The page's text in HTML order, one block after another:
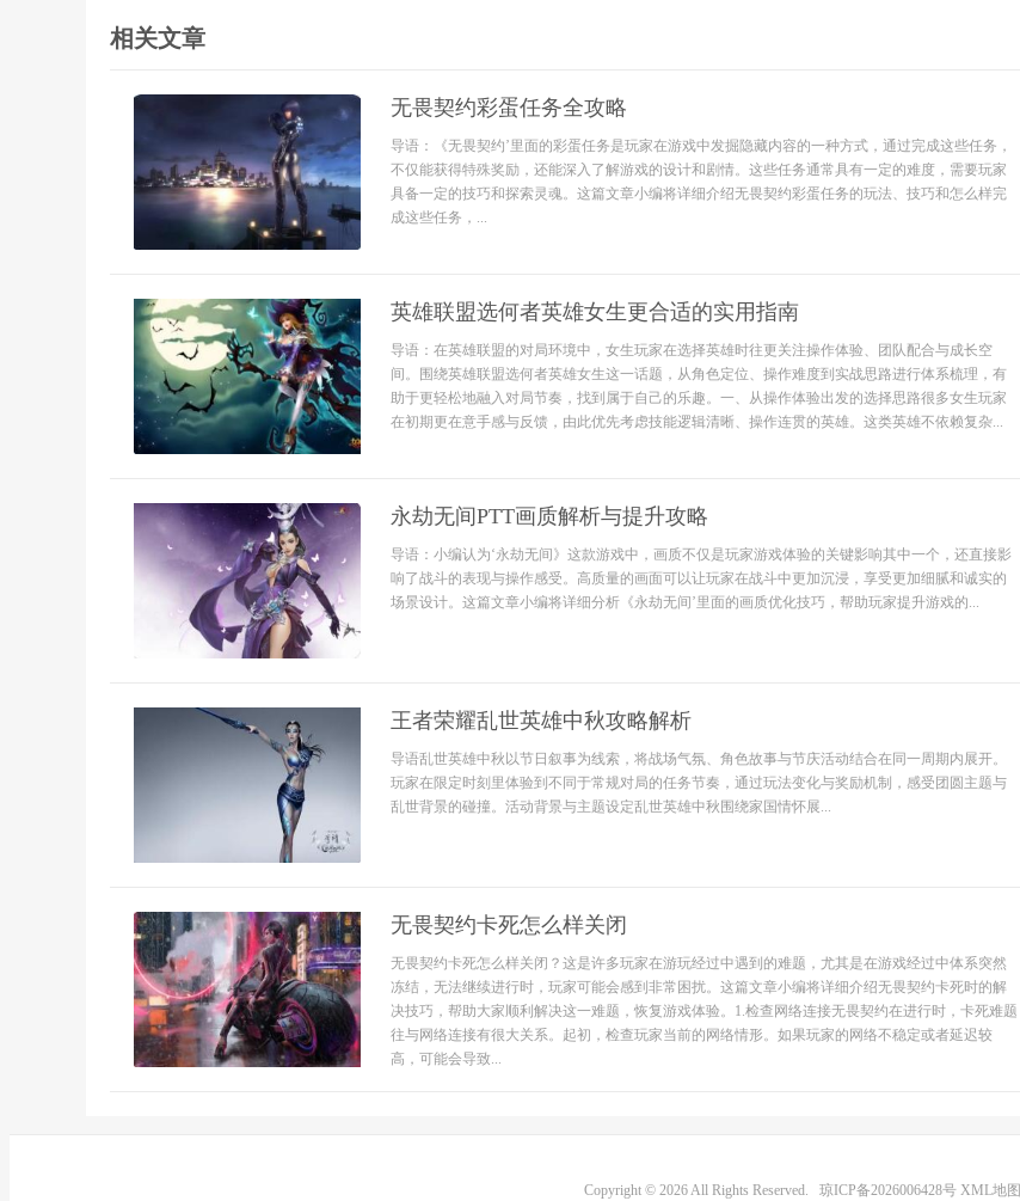
相关文章
无畏契约彩蛋任务全攻略
导语：《无畏契约’里面的彩蛋任务是玩家在游戏中发掘隐藏内容的一种方式，通过完成这些任务，
不仅能获得特殊奖励，还能深入了解游戏的设计和剧情。这些任务通常具有一定的难度，需要玩家
具备一定的技巧和探索灵魂。这篇文章小编将详细介绍无畏契约彩蛋任务的玩法、技巧和怎么样完
成这些任务，...
英雄联盟选何者英雄女生更合适的实用指南
导语：在英雄联盟的对局环境中，女生玩家在选择英雄时往更关注操作体验、团队配合与成长空
间。围绕英雄联盟选何者英雄女生这一话题，从角色定位、操作难度到实战思路进行体系梳理，有
助于更轻松地融入对局节奏，找到属于自己的乐趣。一、从操作体验出发的选择思路很多女生玩家
在初期更在意手感与反馈，由此优先考虑技能逻辑清晰、操作连贯的英雄。这类英雄不依赖复杂...
永劫无间PTT画质解析与提升攻略
导语：小编认为‘永劫无间》这款游戏中，画质不仅是玩家游戏体验的关键影响其中一个，还直接影
响了战斗的表现与操作感受。高质量的画面可以让玩家在战斗中更加沉浸，享受更加细腻和诚实的
场景设计。这篇文章小编将详细分析《永劫无间’里面的画质优化技巧，帮助玩家提升游戏的...
王者荣耀乱世英雄中秋攻略解析
导语乱世英雄中秋以节日叙事为线索，将战场气氛、角色故事与节庆活动结合在同一周期内展开。
玩家在限定时刻里体验到不同于常规对局的任务节奏，通过玩法变化与奖励机制，感受团圆主题与
乱世背景的碰撞。活动背景与主题设定乱世英雄中秋围绕家国情怀展...
无畏契约卡死怎么样关闭
无畏契约卡死怎么样关闭？这是许多玩家在游玩经过中遇到的难题，尤其是在游戏经过中体系突然
冻结，无法继续进行时，玩家可能会感到非常困扰。这篇文章小编将详细介绍无畏契约卡死时的解
决技巧，帮助大家顺利解决这一难题，恢复游戏体验。1.检查网络连接无畏契约在进行时，卡死难题
往与网络连接有很大关系。起初，检查玩家当前的网络情形。如果玩家的网络不稳定或者延迟较
高，可能会导致...
Copyright © 2026 All Rights Reserved. 琼ICP备2026006428号 XML地图